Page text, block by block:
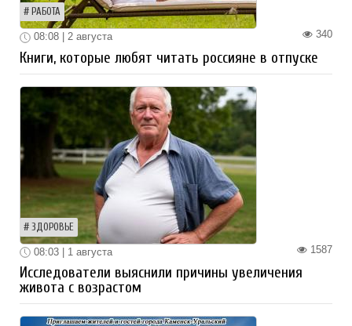
РАБОТА
340
08:08 | 2 августа
Книги, которые любят читать россияне в отпуске
ЗДОРОВЬЕ
1587
08:03 | 1 августа
Исследователи выяснили причины увеличения
живота с возрастом